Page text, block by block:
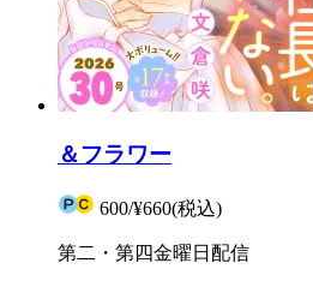
＆フラワー
600/¥660(税込)
第二・第四金曜日配信